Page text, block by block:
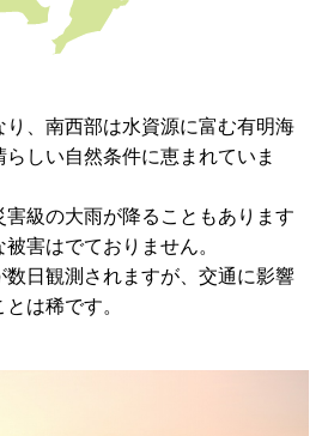
り、南西部は水資源に富む有明海
しい自然条件に恵まれていま
害級の大雨が降ることもあります
害はでておりません。
数日観測されますが、交通に影響
は稀です。